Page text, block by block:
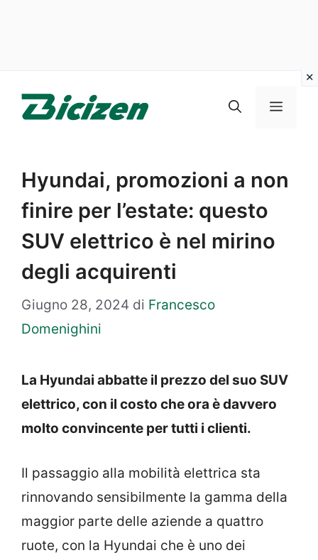
Menu
Hyundai, promozioni a non
finire per l’estate: questo
SUV elettrico è nel mirino
degli acquirenti
Giugno 28, 2024 di Francesco
Domenighini
La Hyundai abbatte il prezzo del suo SUV
elettrico, con il costo che ora è davvero
molto convincente per tutti i clienti.
Il passaggio alla mobilità elettrica sta
rinnovando sensibilmente la gamma della
maggior parte delle aziende a quattro
ruote, con la Hyundai che è uno dei